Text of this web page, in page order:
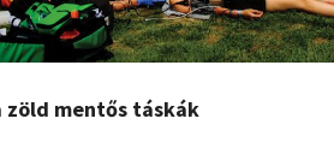
zöld mentős táskák